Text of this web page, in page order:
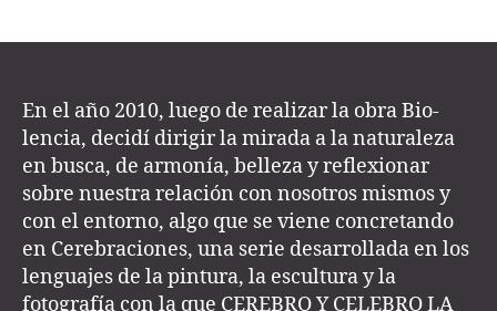
En el año 2010, luego de realizar la obra Bio-
lencia, decidí dirigir la mirada a la naturaleza
en busca, de armonía, belleza y reflexionar
sobre nuestra relación con nosotros mismos y
con el entorno, algo que se viene concretando
en Cerebraciones, una serie desarrollada en los
lenguajes de la pintura, la escultura y la
fotografía con la que CEREBRO Y CELEBRO LA